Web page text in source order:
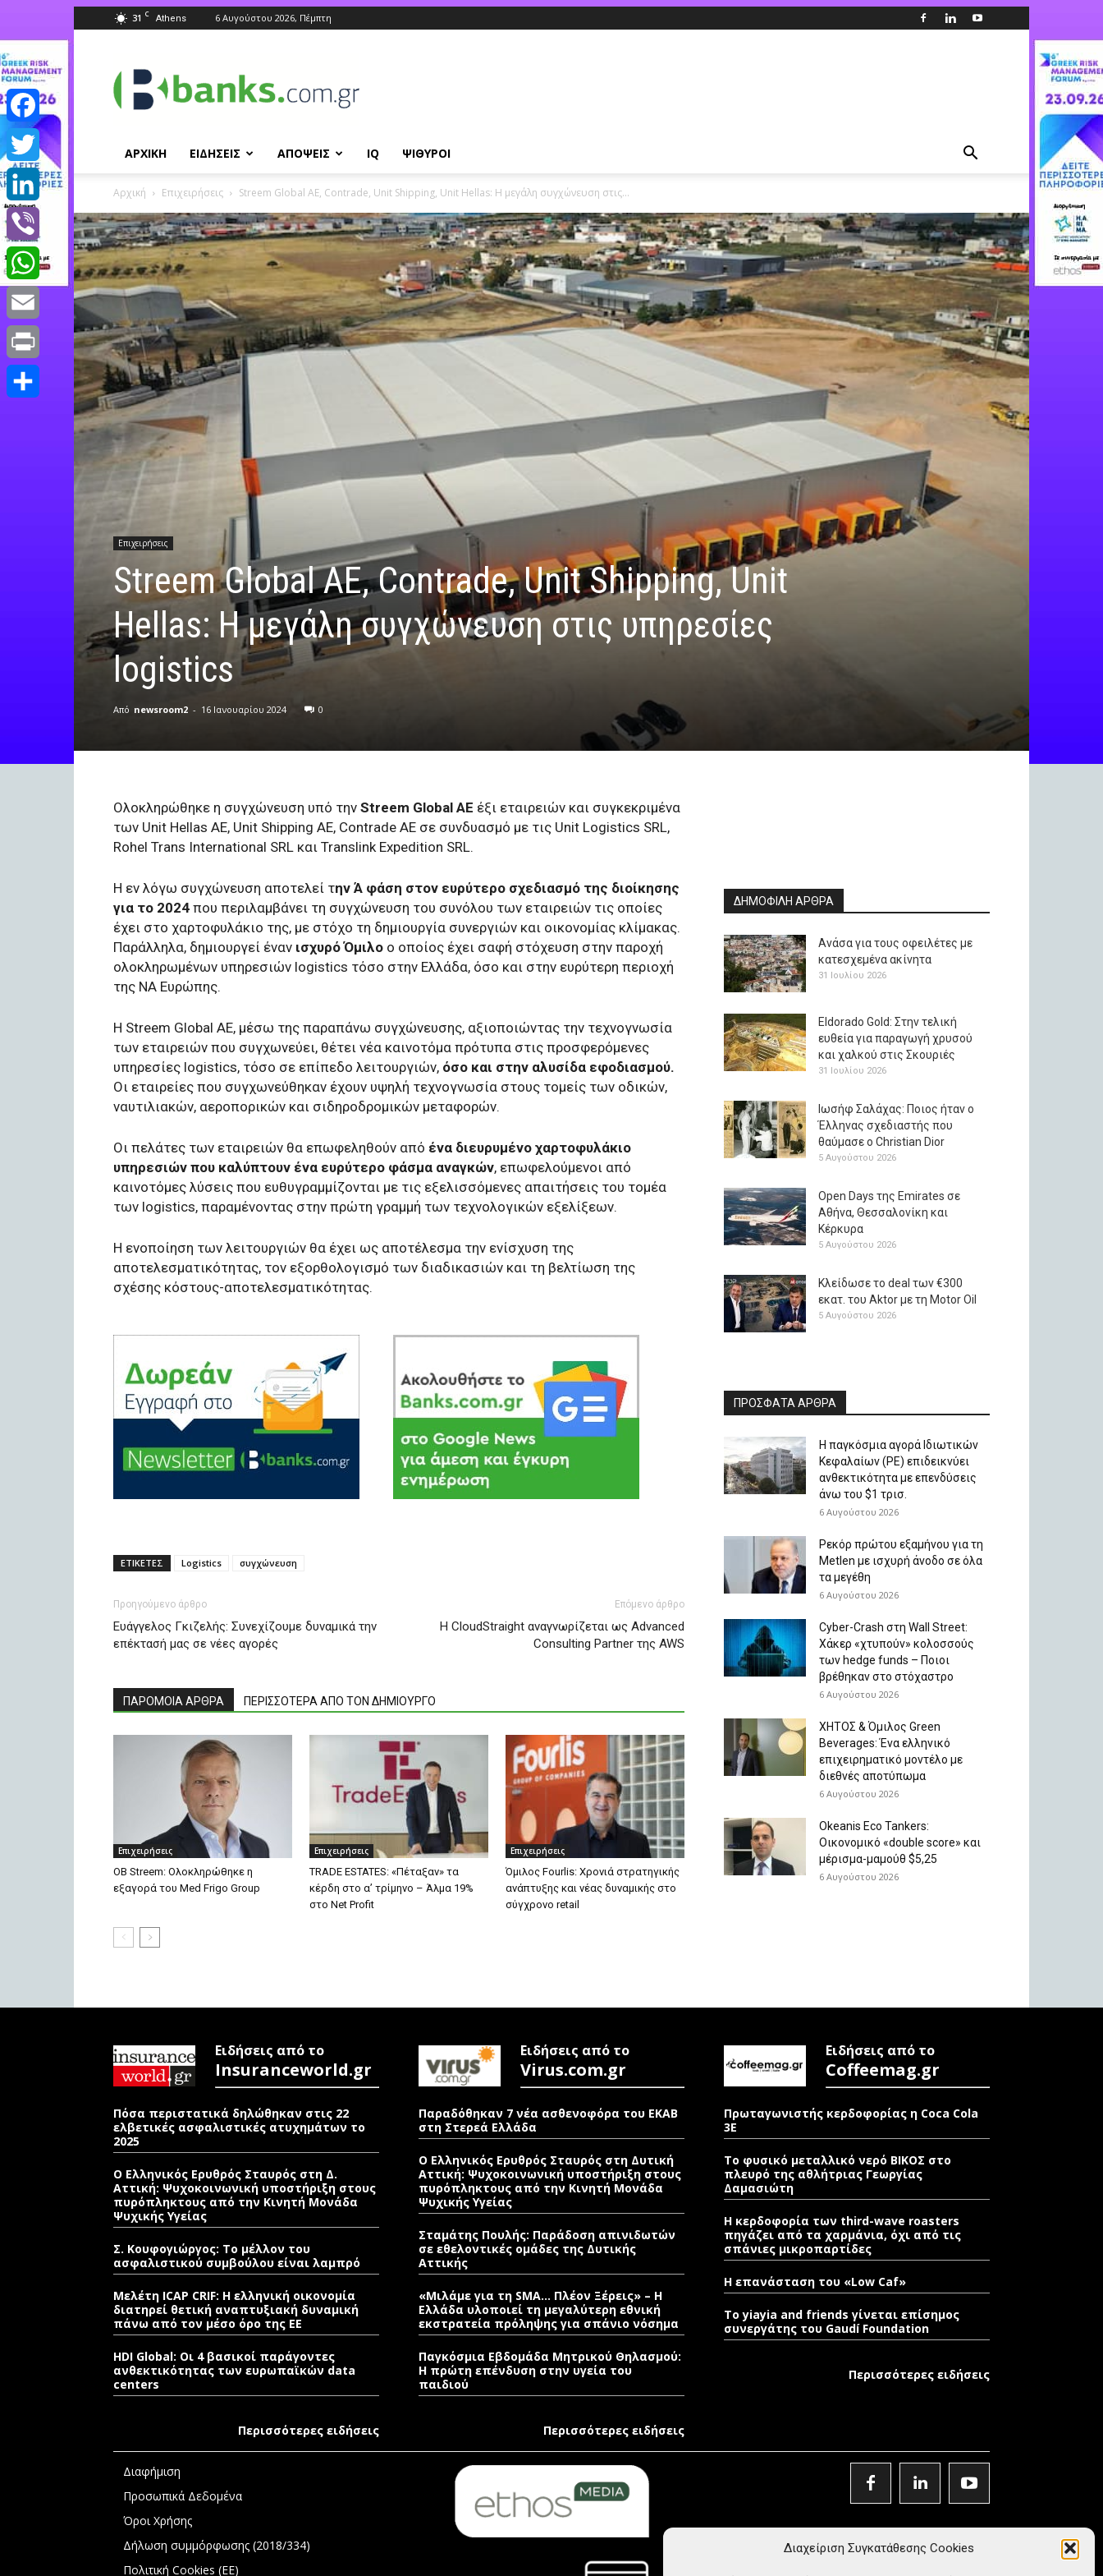
Διαχείριση Συγκατάθεσης Cookies
31 C Athens 6 Αυγούστου 2026, Πέμπτη
ΑΡΧΙΚΗ ΕΙΔΗΣΕΙΣ ΑΠΟΨΕΙΣ IQ ΨΙΘΥΡΟΙ
Αρχική Επιχειρήσεις Streem Global ΑΕ, Contrade, Unit Shipping, Unit Hellas: Η μεγάλη συγχώνευση στις...
Επιχειρήσεις
Streem Global ΑΕ, Contrade, Unit Shipping, Unit
Hellas: Η μεγάλη συγχώνευση στις υπηρεσίες
logistics
Από newsroom2 - 16 Ιανουαρίου 2024 0
Ολοκληρώθηκε η συγχώνευση υπό την Streem Global AE έξι εταιρειών και συγκεκριμένα
των Unit Hellas AE, Unit Shipping AE, Contrade AE σε συνδυασμό με τις Unit Logistics SRL,
Rohel Trans International SRL και Translink Expedition SRL.
Η εν λόγω συγχώνευση αποτελεί την Ά φάση στον ευρύτερο σχεδιασμό της διοίκησης
για το 2024 που περιλαμβάνει τη συγχώνευση του συνόλου των εταιρειών τις οποίες
έχει στο χαρτοφυλάκιο της, με στόχο τη δημιουργία συνεργιών και οικονομίας κλίμακας.
Παράλληλα, δημιουργεί έναν ισχυρό Όμιλο ο οποίος έχει σαφή στόχευση στην παροχή
ολοκληρωμένων υπηρεσιών logistics τόσο στην Ελλάδα, όσο και στην ευρύτερη περιοχή
της ΝΑ Ευρώπης.
Η Streem Global ΑΕ, μέσω της παραπάνω συγχώνευσης, αξιοποιώντας την τεχνογνωσία
των εταιρειών που συγχωνεύει, θέτει νέα καινοτόμα πρότυπα στις προσφερόμενες
υπηρεσίες logistics, τόσο σε επίπεδο λειτουργιών, όσο και στην αλυσίδα εφοδιασμού.
Οι εταιρείες που συγχωνεύθηκαν έχουν υψηλή τεχνογνωσία στους τομείς των οδικών,
ναυτιλιακών, αεροπορικών και σιδηροδρομικών μεταφορών.
Οι πελάτες των εταιρειών θα επωφεληθούν από ένα διευρυμένο χαρτοφυλάκιο
υπηρεσιών που καλύπτουν ένα ευρύτερο φάσμα αναγκών, επωφελούμενοι από
καινοτόμες λύσεις που ευθυγραμμίζονται με τις εξελισσόμενες απαιτήσεις του τομέα
των logistics, παραμένοντας στην πρώτη γραμμή των τεχνολογικών εξελίξεων.
Η ενοποίηση των λειτουργιών θα έχει ως αποτέλεσμα την ενίσχυση της
αποτελεσματικότητας, τον εξορθολογισμό των διαδικασιών και τη βελτίωση της
σχέσης κόστους-αποτελεσματικότητας.
ΕΤΙΚΕΤΕΣ Logistics συγχώνευση
Προηγούμενο άρθρο
Ευάγγελος Γκιζελής: Συνεχίζουμε δυναμικά την
επέκτασή μας σε νέες αγορές
Επόμενο άρθρο
H CloudStraight αναγνωρίζεται ως Advanced
Consulting Partner της AWS
ΠΑΡΟΜΟΙΑ ΑΡΘΡΑ ΠΕΡΙΣΣΟΤΕΡΑ ΑΠΟ ΤΟΝ ΔΗΜΙΟΥΡΓΟ
Επιχειρήσεις
OB Streem: Ολοκληρώθηκε η
εξαγορά του Med Frigo Group
Επιχειρήσεις
TRADE ESTATES: «Πέταξαν» τα
κέρδη στο α’ τρίμηνο – Άλμα 19%
στο Νet Profit
Επιχειρήσεις
Όμιλος Fourlis: Χρονιά στρατηγικής
ανάπτυξης και νέας δυναμικής στο
σύγχρονο retail
ΔΗΜΟΦΙΛΗ ΑΡΘΡΑ
Ανάσα για τους οφειλέτες με
κατεσχεμένα ακίνητα
31 Ιουλίου 2026
Eldorado Gold: Στην τελική
ευθεία για παραγωγή χρυσού
και χαλκού στις Σκουριές
31 Ιουλίου 2026
Ιωσήφ Σαλάχας: Ποιος ήταν ο
Έλληνας σχεδιαστής που
θαύμασε ο Christian Dior
5 Αυγούστου 2026
Open Days της Emirates σε
Αθήνα, Θεσσαλονίκη και
Κέρκυρα
5 Αυγούστου 2026
Κλείδωσε το deal των €300
εκατ. του Aktor με τη Μotor Oil
5 Αυγούστου 2026
ΠΡΟΣΦΑΤΑ ΑΡΘΡΑ
Η παγκόσμια αγορά Ιδιωτικών
Κεφαλαίων (PE) επιδεικνύει
ανθεκτικότητα με επενδύσεις
άνω του $1 τρισ.
6 Αυγούστου 2026
Ρεκόρ πρώτου εξαμήνου για τη
Metlen με ισχυρή άνοδο σε όλα
τα μεγέθη
6 Αυγούστου 2026
Cyber-Crash στη Wall Street:
Χάκερ «χτυπούν» κολοσσούς
των hedge funds – Ποιοι
βρέθηκαν στο στόχαστρο
6 Αυγούστου 2026
ΧΗΤΟΣ & Όμιλος Green
Beverages: Ένα ελληνικό
επιχειρηματικό μοντέλο με
διεθνές αποτύπωμα
6 Αυγούστου 2026
Okeanis Eco Tankers:
Οικονομικό «double score» και
μέρισμα-μαμούθ $5,25
6 Αυγούστου 2026
Ειδήσεις από το
Insuranceworld.gr
Πόσα περιστατικά δηλώθηκαν στις 22
ελβετικές ασφαλιστικές ατυχημάτων το
2025
Ο Ελληνικός Ερυθρός Σταυρός στη Δ.
Αττική: Ψυχοκοινωνική υποστήριξη στους
πυρόπληκτους από την Κινητή Μονάδα
Ψυχικής Υγείας
Σ. Κουφογιώργος: To μέλλον του
ασφαλιστικού συμβούλου είναι λαμπρό
Μελέτη ICAP CRIF: Η ελληνική οικονομία
διατηρεί θετική αναπτυξιακή δυναμική
πάνω από τον μέσο όρο της ΕΕ
HDI Global: Οι 4 βασικοί παράγοντες
ανθεκτικότητας των ευρωπαϊκών data
centers
Περισσότερες ειδήσεις
Ειδήσεις από το
Virus.com.gr
Παραδόθηκαν 7 νέα ασθενοφόρα του ΕΚΑΒ
στη Στερεά Ελλάδα
Ο Ελληνικός Ερυθρός Σταυρός στη Δυτική
Αττική: Ψυχοκοινωνική υποστήριξη στους
πυρόπληκτους από την Κινητή Μονάδα
Ψυχικής Υγείας
Σταμάτης Πουλής: Παράδοση απινιδωτών
σε εθελοντικές ομάδες της Δυτικής
Αττικής
«Μιλάμε για τη SMA… Πλέον Ξέρεις» – Η
Ελλάδα υλοποιεί τη μεγαλύτερη εθνική
εκστρατεία πρόληψης για σπάνιο νόσημα
Παγκόσμια Εβδομάδα Μητρικού Θηλασμού:
Η πρώτη επένδυση στην υγεία του
παιδιού
Περισσότερες ειδήσεις
Ειδήσεις από το
Coffeemag.gr
Πρωταγωνιστής κερδοφορίας η Coca Cola
3E
Το φυσικό μεταλλικό νερό ΒΙΚΟΣ στο
πλευρό της αθλήτριας Γεωργίας
Δαμασιώτη
Η κερδοφορία των third-wave roasters
πηγάζει από τα χαρμάνια, όχι από τις
σπάνιες μικροπαρτίδες
Η επανάσταση του «Low Caf»
To yiayia and friends γίνεται επίσημος
συνεργάτης του Gaudí Foundation
Περισσότερες ειδήσεις
Διαφήμιση
Προσωπικά Δεδομένα
Όροι Χρήσης
Δήλωση συμμόρφωσης (2018/334)
Πολιτική Cookies (ΕΕ)
Facebook
Twitter
LinkedIn
Viber
WhatsApp
Email
Print
Μοιραστείτε